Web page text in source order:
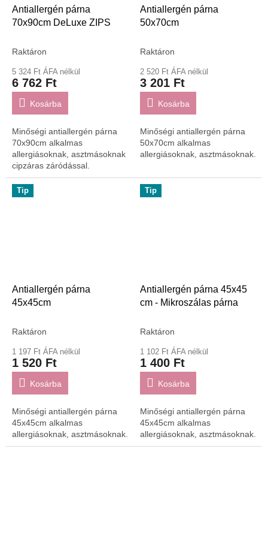
Antiallergén párna
70x90cm DeLuxe ZIPS
Raktáron
5 324 Ft ÁFA nélkül
6 762 Ft
Kosárba
Minőségi antiallergén párna
70x90cm alkalmas
allergiásoknak, asztmásoknak
cipzáras záródással.
Antiallergén párna
50x70cm
Raktáron
2 520 Ft ÁFA nélkül
3 201 Ft
Kosárba
Minőségi antiallergén párna
50x70cm alkalmas
allergiásoknak, asztmásoknak.
Tip
Antiallergén párna
45x45cm
Raktáron
1 197 Ft ÁFA nélkül
1 520 Ft
Kosárba
Minőségi antiallergén párna
45x45cm alkalmas
allergiásoknak, asztmásoknak.
Tip
Antiallergén párna 45x45
cm - Mikroszálas párna
Raktáron
1 102 Ft ÁFA nélkül
1 400 Ft
Kosárba
Minőségi antiallergén párna
45x45cm alkalmas
allergiásoknak, asztmásoknak.